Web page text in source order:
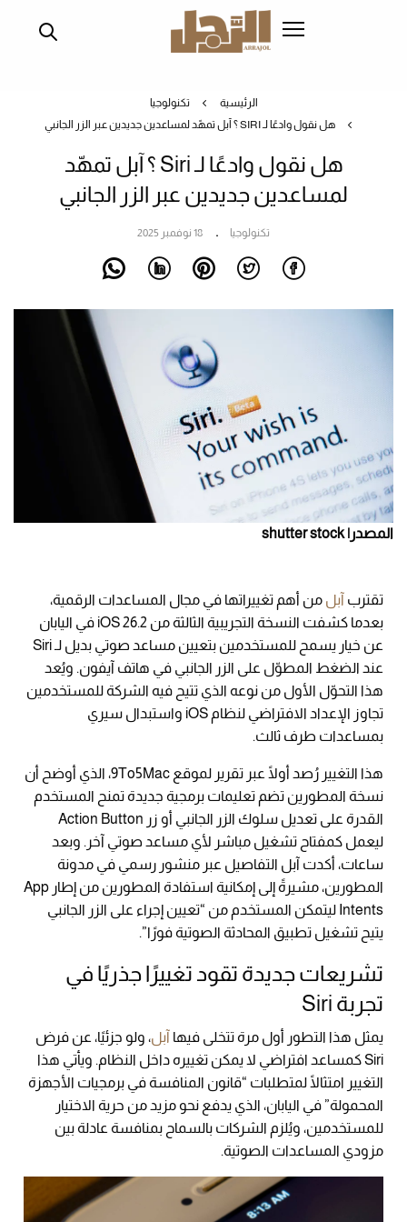
الرئيسية
تكنولوجيا
هل نقول وادعًا لـ SIRI ؟ آبل تمهّد لمساعدين جديدين عبر الزر الجانبي
هل نقول وادعًا لـ Siri ؟ آبل تمهّد
لمساعدين جديدين عبر الزر الجانبي
تكنولوجيا 18 نوفمبر 2025
المصدر| shutter stock
تقترب آبل من أهم تغييراتها في مجال المساعدات الرقمية،
بعدما كشفت النسخة التجريبية الثالثة من iOS 26.2 في اليابان
عن خيار يسمح للمستخدمين بتعيين مساعد صوتي بديل لـ Siri
عند الضغط المطوّل على الزر الجانبي في هاتف آيفون. ويُعد
هذا التحوّل الأول من نوعه الذي تتيح فيه الشركة للمستخدمين
تجاوز الإعداد الافتراضي لنظام iOS واستبدال سيري
بمساعدات طرف ثالث.
هذا التغيير رُصد أولًا عبر تقرير لموقع 9To5Mac، الذي أوضح أن
نسخة المطورين تضم تعليمات برمجية جديدة تمنح المستخدم
القدرة على تعديل سلوك الزر الجانبي أو زر Action Button
ليعمل كمفتاح تشغيل مباشر لأي مساعد صوتي آخر. وبعد
ساعات، أكدت آبل التفاصيل عبر منشور رسمي في مدونة
المطورين، مشيرةً إلى إمكانية استفادة المطورين من إطار App
Intents ليتمكن المستخدم من “تعيين إجراء على الزر الجانبي
يتيح تشغيل تطبيق المحادثة الصوتية فورًا”.
تشريعات جديدة تقود تغييرًا جذريًا في
تجربة Siri
يمثل هذا التطور أول مرة تتخلى فيها آبل، ولو جزئيًا، عن فرض
Siri كمساعد افتراضي لا يمكن تغييره داخل النظام. ويأتي هذا
التغيير امتثالًا لمتطلبات “قانون المنافسة في برمجيات الأجهزة
المحمولة” في اليابان، الذي يدفع نحو مزيد من حرية الاختيار
للمستخدمين، ويُلزم الشركات بالسماح بمنافسة عادلة بين
مزودي المساعدات الصوتية.